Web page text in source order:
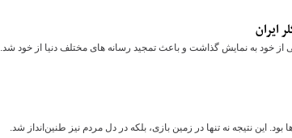
ایران
از خود به نمایش گذاشت و باعث تمجید رسانه های مختلف دنیا از خود شد.
این نتیجه نه تنها در زمین بازی، بلکه در دل مردم نیز طنین‌انداز شد.